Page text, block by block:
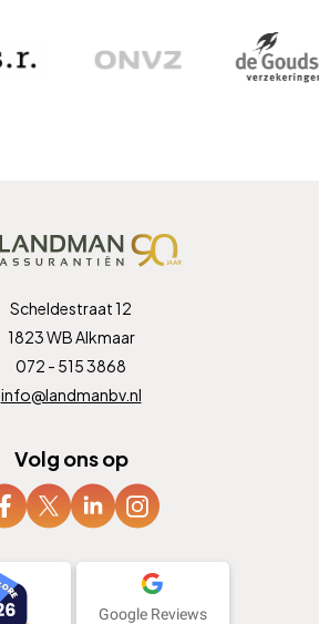
Scheldestraat 12
1823 WB Alkmaar
072 - 515 3868
info@landmanbv.nl
Volg ons op
Google Reviews